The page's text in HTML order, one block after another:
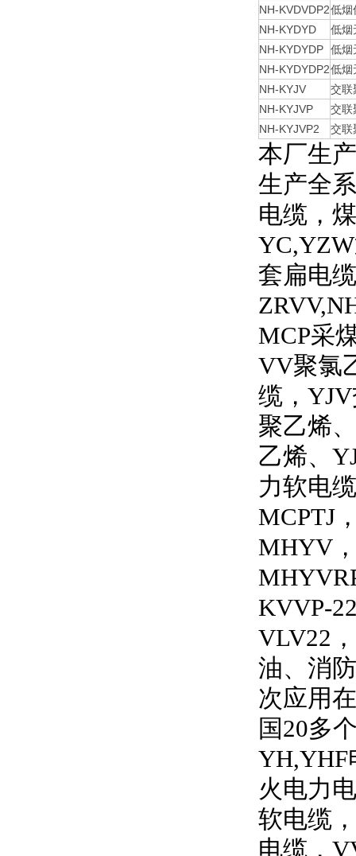
NH-KVDVDP2低烟
NH-KYDYD
低烟
NH-KYDYDP 低烟
NH-KYDYDP2低烟
NH-KYJV
交联
NH-KYJVP
交联
NH-KYJVP2
交联
本厂生
生产全
电缆，
YC,YZW
套扁电
MCP采
VV聚氯
缆， YJV
聚乙烯、
乙烯、
力软电
MCPTJ
MHYV
KVVP-
VLV22 ，
油、消
次应用
国20多
YH,YHF
火电力
软电缆，
电缆，